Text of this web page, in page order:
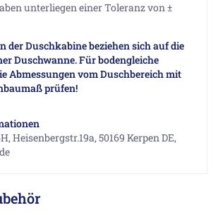
unterliegen einer Toleranz von ±
der Duschkabine beziehen sich auf die
Duschwanne. Für bodengleiche
Abmessungen vom Duschbereich mit
prüfen!
Heisenbergstr.19a, 50169 Kerpen DE,